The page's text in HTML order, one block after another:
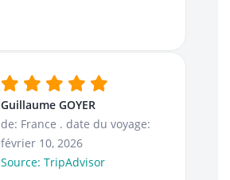
Guillaume GOYER
de: France . date du voyage:
février 10, 2026
Source: TripAdvisor